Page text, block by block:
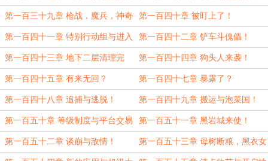
珠！
第一百三十九章 枪战，魔兵，神奇
卡片！
第一百四十章 被盯上了！
第一百四十一章 特别行动组与进入
地下二层！
第一百四十二章 铲车斗傀儡！
第一百四十三章 地下二层清理完
毕！
第一百四十四章 狗头人来袭！
第一百四十五章 有来无回？ 第一百四十七章 暴露了？
第一百四十八章 追捕与逃脱！ 第一百四十九章 搬运与泡菜国！
（加更一章！）
第一百五十章 等级制度与平台交易 第一百五十一章 黑岩城来使！
第一百五十二章 谈崩与敌情！ 第一百五十三章 母树断粮，黑衣女